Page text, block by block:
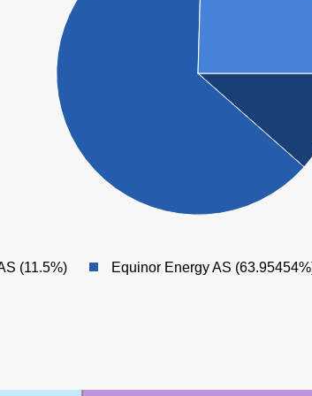
(11.5%) Equinor Energy AS